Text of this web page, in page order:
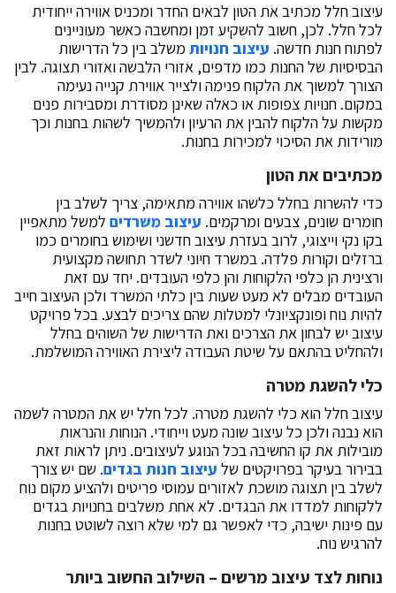
עיצוב חלל מכתיב את הטון לבאים החדר ומכניס אווירה ייחודית
לכל חלל. לכן, חשוב להשקיע זמן ומחשבה כאשר מעוניינים
לפתוח חנות חדשה. עיצוב חנויות משלב בין כל הדרישות
הבסיסיות של החנות כמו מדפים, אזורי הלבשה ואזורי תצוגה. לבין
הצורך למשוך את הלקוח פנימה ולצייר אווירת קנייה נעימה
במקום. חנויות צפופות או כאלה שאינן מסודרת ומסבירות פנים
מקשות על הלקוח להבין את הרעיון ולהמשיך לשהות בחנות וכך
מורידות את הסיכוי למכירות בחנות.
מכתיבים את הטון
כדי להשרות בחלל כלשהו אווירה מתאימה, צריך לשלב בין
חומרים שונים, צבעים ומרקמים. עיצוב משרדים למשל מתאפיין
בקו נקי וייצוגי, לרוב בעזרת עיצוב חדשני ושימוש בחומרים כמו
ברזלים וקורות פלדה. במשרד חיוני לשדר תחושה מקצועית
ורצינית הן כלפי הלקוחות והן כלפי העובדים. יחד עם זאת
העובדים מבלים לא מעט שעות בין כלתי המשרד ולכן העיצוב חייב
להיות נוח ופונקציונלי למטלות שהם צריכים לבצע. בכל פרויקט
עיצוב יש לבחון את הצרכים ואת הדרישות של השוהים בחלל
ולהחליט בהתאם על שיטת העבודה ליצירת האווירה המושלמת.
כלי להשגת מטרה
עיצוב חלל הוא כלי להשגת מטרה. לכל חלל יש את המטרה לשמה
הוא נבנה ולכן כל עיצוב שונה מעט וייחודי. הנוחות והנראות
מובילות את קו החשיבה בכל הנוגע לעיצובים. ניתן לראות זאת
בבירור בעיקר בפרויקטים של עיצוב חנות בגדים. שם יש צורך
לשלב בין תצוגה מושכת לאזורים עמוסי פריטים ולהציע מקום נוח
ללקוחות למדדו את הבגדים. לא אחת משלבים בחנויות בגדים
עם פינות ישיבה, כדי לאפשר גם למי שלא רוצה לשוטט בחנות
להרגיש נוח.
נוחות לצד עיצוב מרשים – השילוב החשוב ביותר